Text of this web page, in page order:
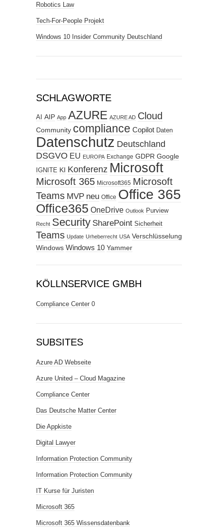
Robotics Law
Tech-For-People Projekt
Windows 10 Insider Community Deutschland
SCHLAGWORTE
AI AIP App AZURE AZURE AD Cloud
Community compliance Copilot Daten
Datenschutz Deutschland
DSGVO EU EUROPA Exchange GDPR Google
IGNITE KI Konferenz Microsoft
Microsoft 365 Microsoft365 Microsoft
Teams MVP neu Office Office 365
Office365 OneDrive Outlook Purview
Recht Security SharePoint Sicherheit
Teams Update Urheberrecht USA Verschlüsselung
Windows Windows 10 Yammer
KÖLLNSERVICE GMBH
Compliance Center 0
SUBSITES
Azure AD Webseite
Azure United – Cloud Magazine
Compliance Center
Das Deutsche Matter Center
Die Appkiste
Digital Lawyer
Information Protection Community
Information Protection Community
IT Kurse für Juristen
Microsoft 365
Microsoft 365 Wissensdatenbank